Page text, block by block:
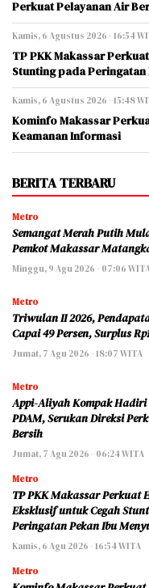
Perkuat Pelayanan Air
Kamis, 6 Agustus 2026 - 16:54
TP PKK Makassar
Stunting pada Peringatan
Kamis, 6 Agustus 2026 - 15:48
Kominfo Makassar
Keamanan Informasi
BERITA TERBARU
Metro
Semangat Merah Putih
Pemkot Makassar
Minggu, 9 Agu 2026 - 07:06
Metro
Triwulan II 2026,
Capai 49 Persen, Surplus
Jumat, 7 Agu 2026 - 18:07 WITA
Metro
Appi-Aliyah Kompak Hadiri
PDAM, Serukan Direksi
Bersih
Jumat, 7 Agu 2026 - 06:24 WITA
Metro
TP PKK Makassar Perkuat
Eksklusif untuk Cegah
Peringatan Pekan Ibu
Kamis, 6 Agu 2026 - 16:54 WITA
Metro